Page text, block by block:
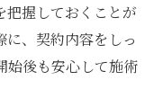
把握しておくことが
、契約内容をしっ
始後も安心して施術